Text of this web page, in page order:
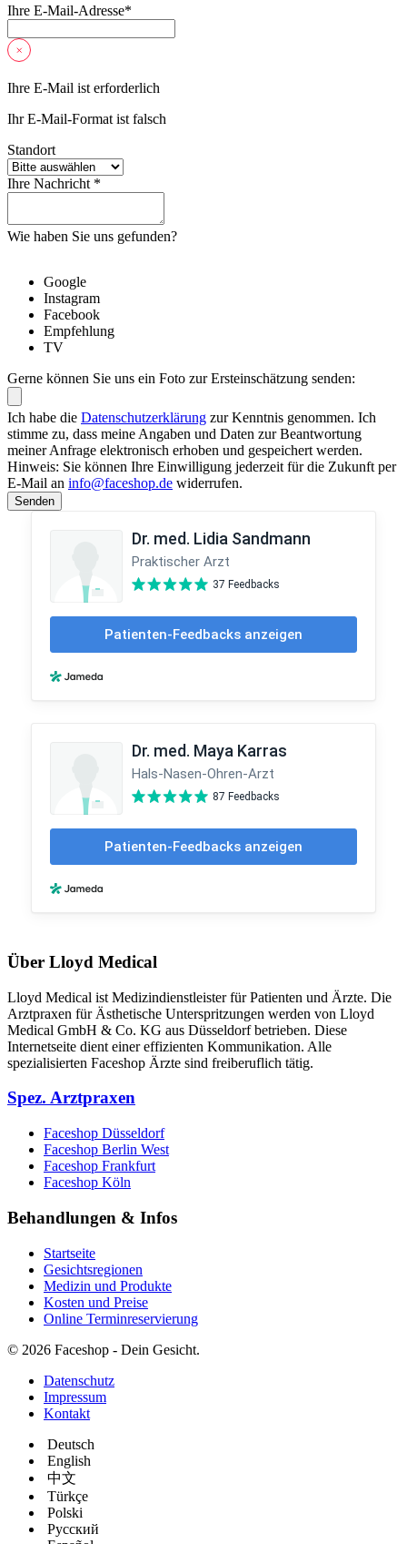
Ihre E-Mail-Adresse*
Ihre E-Mail ist erforderlich
Ihr E-Mail-Format ist falsch
Standort
Ihre Nachricht *
Wie haben Sie uns gefunden?
Google
Instagram
Facebook
Empfehlung
TV
Gerne können Sie uns ein Foto zur Ersteinschätzung senden:
Ich habe die Datenschutzerklärung zur Kenntnis genommen. Ich
stimme zu, dass meine Angaben und Daten zur Beantwortung
meiner Anfrage elektronisch erhoben und gespeichert werden.
Hinweis: Sie können Ihre Einwilligung jederzeit für die Zukunft per
E-Mail an info@faceshop.de widerrufen.
Senden
Über Lloyd Medical
Lloyd Medical ist Medizindienstleister für Patienten und Ärzte. Die
Arztpraxen für Ästhetische Unterspritzungen werden von Lloyd
Medical GmbH & Co. KG aus Düsseldorf betrieben. Diese
Internetseite dient einer effizienten Kommunikation. Alle
spezialisierten Faceshop Ärzte sind freiberuflich tätig.
Spez. Arztpraxen
Faceshop Düsseldorf
Faceshop Berlin West
Faceshop Frankfurt
Faceshop Köln
Behandlungen & Infos
Startseite
Gesichtsregionen
Medizin und Produkte
Kosten und Preise
Online Terminreservierung
© 2026 Faceshop - Dein Gesicht.
Datenschutz
Impressum
Kontakt
Deutsch
English
中文
Türkçe
Polski
Русский